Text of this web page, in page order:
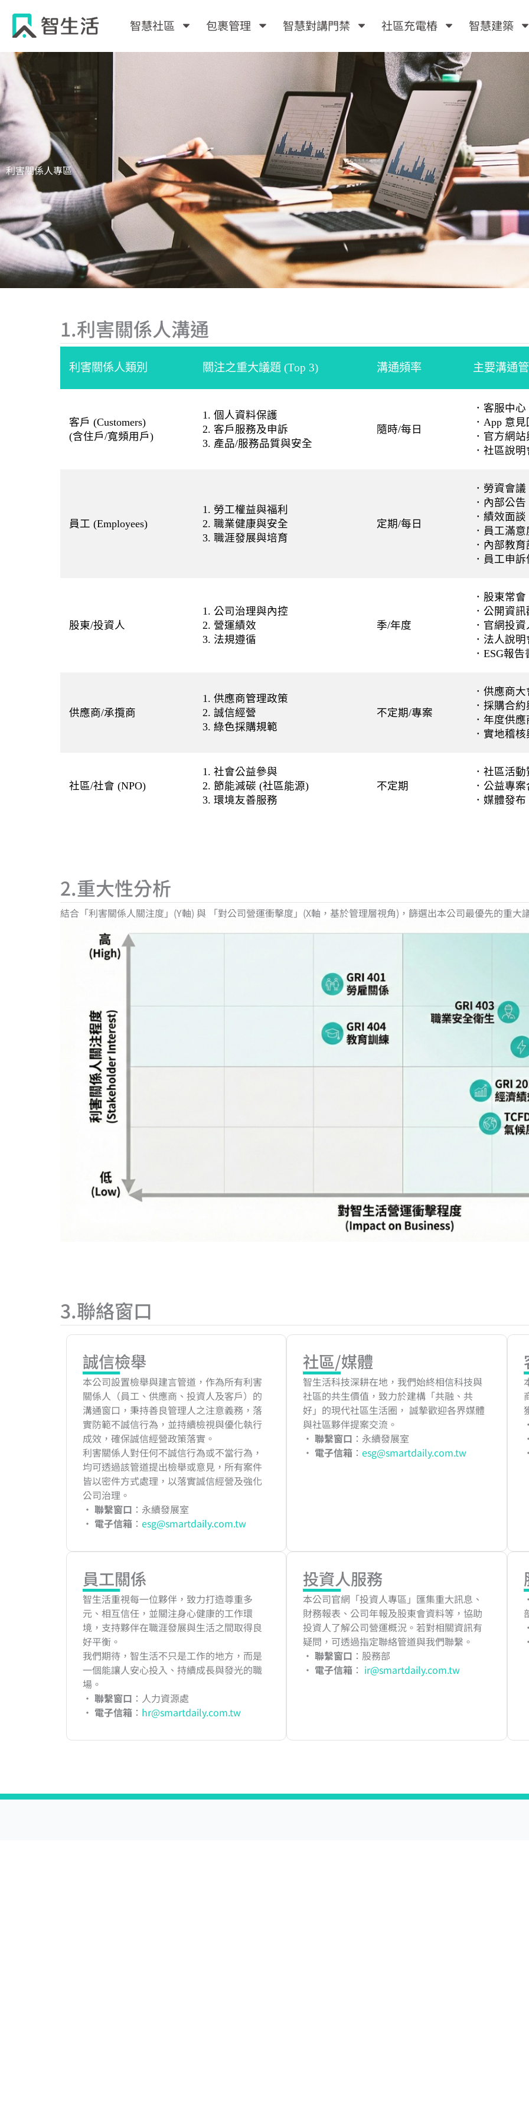
容
智慧社區 包裹管理 智慧對講門禁 社區充電樁 智慧建築
利害關係人專區
1.利害關係人溝通
利害關係人類別 關注之重大議題 (Top 3) 溝通頻率 主要溝通
客戶 (Customers)
(含住戶/寬頻用戶)
1. 個人資料保護
2. 客戶服務及申訴
3. 產品/服務品質與安全
隨時/每日
．客服中
．App 意
．官方網
．社區說
員工 (Employees)
1. 勞工權益與福利
2. 職業健康與安全
3. 職涯發展與培育
定期/每日
．勞資會
．內部公告
．績效面談
．員工滿
．內部教
．員工申
股東/投資人
1. 公司治理與內控
2. 營運績效
3. 法規遵循
季/年度
．股東常
．公開資
．官網投
．法人說明
．ESG報告
供應商/承攬商
1. 供應商管理政策
2. 誠信經營
3. 綠色採購規範
不定期/專案
．供應商大
．採購合
．年度供
．實地稽
社區/社會 (NPO)
1. 社會公益參與
2. 節能減碳 (社區能源)
3. 環境友善服務
不定期
．社區活
．公益專
．媒體發布
2.重大性分析
結合「利害關係人關注度」(Y軸) 與 「對公司營運衝擊度」(X軸，基於管理層視角)，篩選出本公司最優先的重大
3.聯絡窗口
誠信檢舉
本公司設置檢舉與建言管道，作為所有利害
關係人（員工、供應商、投資人及客戶）的
溝通窗口，秉持善良管理人之注意義務，落
實防範不誠信行為，並持續檢視與優化執行
成效，確保誠信經營政策落實。
利害關係人對任何不誠信行為或不當行為，
均可透過該管道提出檢舉或意見，所有案件
皆以密件方式處理，以落實誠信經營及強化
公司治理。
‧ 聯繫窗口 ：永續發展室
‧ 電子信箱 ： esg@smartdaily.com.tw
社區/媒體
智生活科技深耕在地，我們始終相信科技與
社區的共生價值，致力於建構「共融、共
好」的現代社區生活圈， 誠摯歡迎各界媒體
與社區夥伴提案交流。
‧聯繫窗口 ：永續發展室
‧ 電子信箱 ：esg@smartdaily.com.tw
員工關係
智生活重視每一位夥伴，致力打造尊重多
元、相互信任，並關注身心健康的工作環
境，支持夥伴在職涯發展與生活之間取得良
好平衡。
我們期待，智生活不只是工作的地方，而是
一個能讓人安心投入、持續成長與發光的職
場。
‧ 聯繫窗口 ：人力資源處
‧ 電子信箱 ： hr@smartdaily.com.tw
投資人服務
本公司官網「投資人專區」匯集重大訊息、
財務報表、公司年報及股東會資料等，協助
投資人了解公司營運概況。若對相關資訊有
疑問，可透過指定聯絡管道與我們聯繫。
‧聯繫窗口 ：股務部
‧ 電子信箱 ： ir@smartdaily.com.tw